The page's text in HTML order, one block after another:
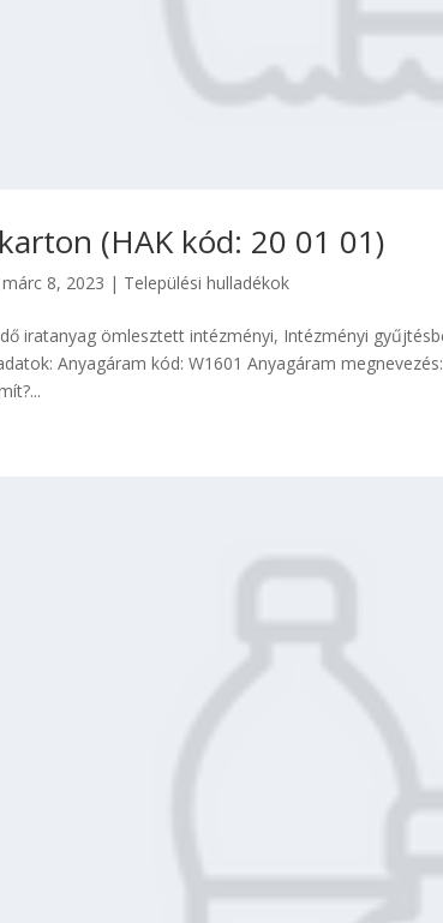
(HAK kód: 20 01 01)
márc 8, 2023 | Települési hulladékok
iratanyag ömlesztett intézményi, Intézményi
Anyagáram kód: W1601 Anyagáram